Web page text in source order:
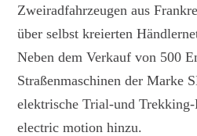
Zweiradfahrzeugen aus
über selbst kreierten
Neben dem Verkauf von 500
Straßenmaschinen der Marke
elektrische Trial-und
electric motion hinzu.